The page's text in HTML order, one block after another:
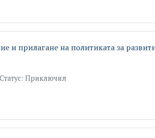
и прилагане на политиката за
Приключил